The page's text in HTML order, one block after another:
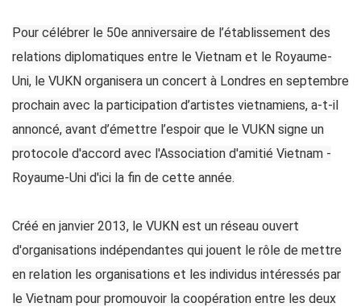
Pour célébrer le 50e anniversaire de l’établissement des
relations diplomatiques entre le Vietnam et le Royaume-
Uni, le VUKN organisera un concert à Londres en septembre
prochain avec la participation d’artistes vietnamiens, a-t-il
annoncé, avant d’émettre l’espoir que le VUKN signe un
protocole d'accord avec l'Association d'amitié Vietnam -
Royaume-Uni d'ici la fin de cette année.
Créé en janvier 2013, le VUKN est un réseau ouvert
d'organisations indépendantes qui jouent le rôle de mettre
en relation les organisations et les individus intéressés par
le Vietnam pour promouvoir la coopération entre les deux